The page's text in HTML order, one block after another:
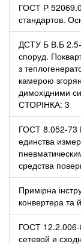
ГОСТ Р
стандартов.
ДСТУ Б В.Б 2.5-
споруд.
з
камерою
димохідними
СТОРІНКА: 3
ГОСТ 8.052-73
единства
средства
Примірна
конвертера та
ГОСТ 12.2.006-
сетевой и